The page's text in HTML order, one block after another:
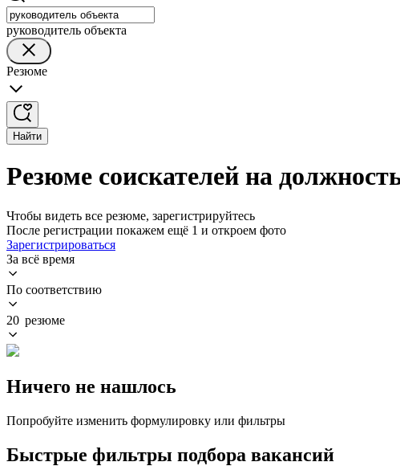
руководитель объекта
Резюме
Найти
Резюме соискателей на
Чтобы видеть все резюме, зарегистрируйтесь
После регистрации покажем ещё 1 и откроем фото
Зарегистрироваться
За всё время
По соответствию
20 резюме
Ничего не нашлось
Попробуйте изменить формулировку или фильтры
Быстрые фильтры подбора вакансий